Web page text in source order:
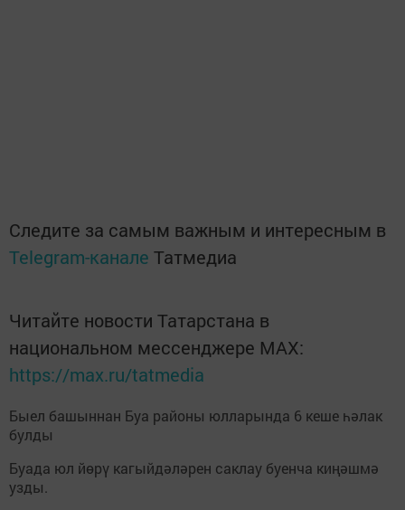
Следите за самым важным и интересным в
Telegram-канале Татмедиа
Читайте новости Татарстана в
национальном мессенджере MАХ:
https://max.ru/tatmedia
Быел башыннан Буа районы юлларында 6 кеше һәлак
булды
Буада юл йөрү кагыйдәләрен саклау буенча киңәшмә
узды.